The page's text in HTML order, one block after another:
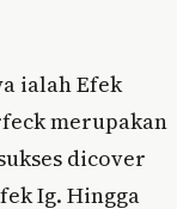
ialah Efek
merupakan
dicover
Ig. Hingga